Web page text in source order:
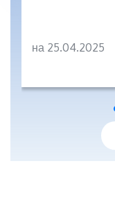
на 25.04.2025